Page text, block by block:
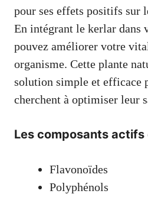
pour ses effets positifs sur
En intégrant le kerlar dans
pouvez améliorer votre
organisme. Cette plante
solution simple et efficace
cherchent à optimiser leur
Les composants actifs
Flavonoïdes
Polyphénols